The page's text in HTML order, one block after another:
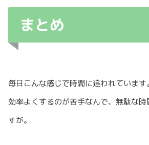
まとめ
毎日こんな感じで時間に追われています。
効率よくするのが苦手なんで、無駄な
すが。